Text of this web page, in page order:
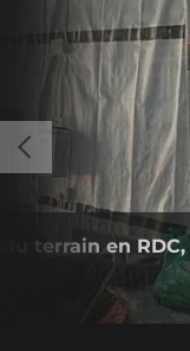
terrain en RDC,